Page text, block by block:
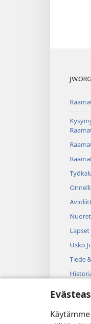
JW.ORG
Lapset
Usko
Tiede